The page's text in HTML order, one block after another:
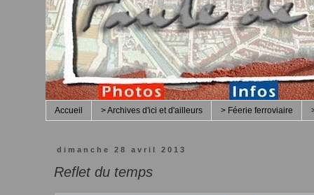
Accueil > Archives d'ici et d'ailleurs > Féerie ferroviaire
dimanche 28 avril 2013
Reflet du temps